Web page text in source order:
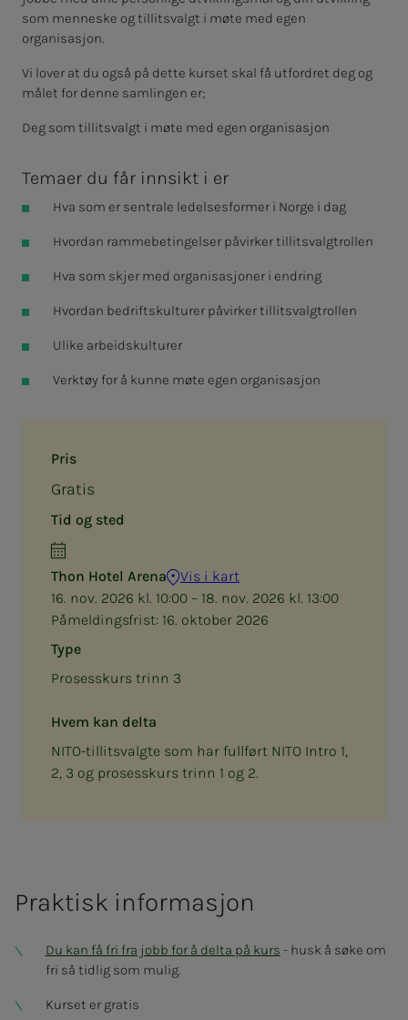
Pris
Gratis
Tid og sted
Thon Hotel Arena
Vis i kart
16. nov. 2026 kl. 10:00 – 18. nov. 2026 kl. 13:00
Påmeldingsfrist: 16. oktober 2026
Type
Prosesskurs trinn 3
Hvem kan delta
NITO-tillitsvalgte som har fullført NITO Intro 1,
2, 3 og prosesskurs trinn 1 og 2.
som menneske og tillitsvalgt i møte med egen
organisasjon.
Vi lover at du også på dette kurset skal få utfordret deg og
målet for denne samlingen er;
Deg som tillitsvalgt i møte med egen organisasjon
Temaer du får innsikt i er
Hva som er sentrale ledelsesformer i Norge i dag
Hvordan rammebetingelser påvirker tillitsvalgtrollen
Hva som skjer med organisasjoner i endring
Hvordan bedriftskulturer påvirker tillitsvalgtrollen
Ulike arbeidskulturer
Verktøy for å kunne møte egen organisasjon
Praktisk informasjon
Du kan få fri fra jobb for å delta på kurs - husk å søke om
fri så tidlig som mulig.
Kurset er gratis